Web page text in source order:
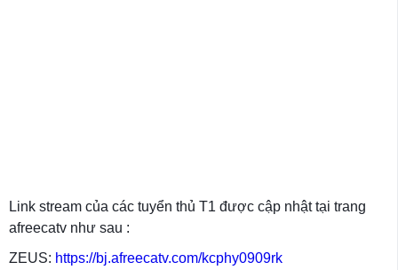
Link stream của các tuyển thủ T1 được cập nhật tại trang
afreecatv như sau :
ZEUS: https://bj.afreecatv.com/kcphy0909rk